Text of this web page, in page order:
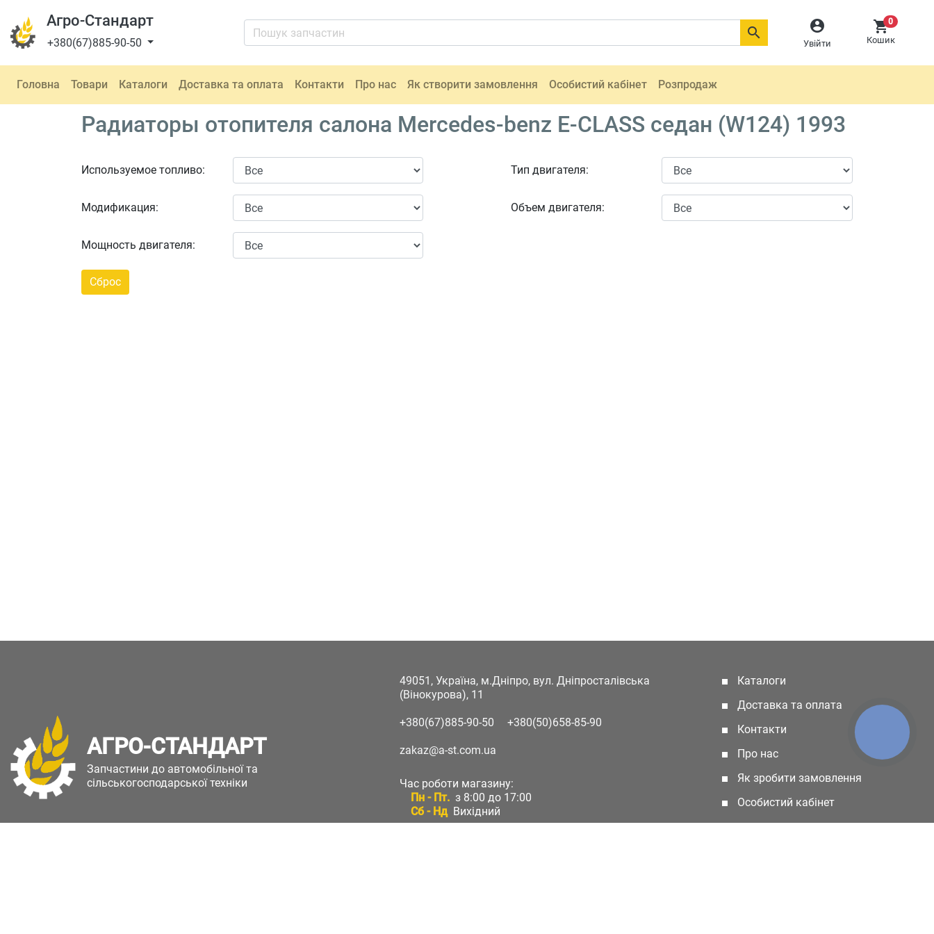
Агро-Стандарт
+380(67)885-90-50

Увійти
0
Кошик

Головна Товари Каталоги Доставка та оплата Контакти Про нас Як створити замовлення Особистий кабінет Розпродаж
Радиаторы отопителя салона Mercedes-benz E-CLASS седан (W124) 1993
Используемое топливо:
Модификация:
Мощность двигателя:
Тип двигателя:
Объем двигателя:
АГРО-СТАНДАРТ
Запчастини до автомобільної та
сільськогосподарської техніки
49051, Україна, м.Дніпро, вул. Дніпросталівська
(Вінокурова), 11
+380(67)885-90-50 +380(50)658-85-90
zakaz@a-st.com.ua
Час роботи магазину:
Пн - Пт. з 8:00 до 17:00
Сб - Нд Вихідний
Каталоги
Доставка та оплата
Контакти
Про нас
Як зробити замовлення
Особистий кабінет